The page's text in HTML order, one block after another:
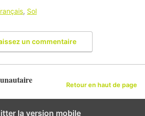
, Sol
un commentaire
Retour en haut de page
la version mobile